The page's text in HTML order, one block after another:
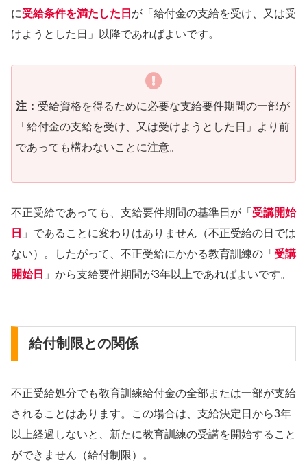
に受給条件を満たした日 が「給付金の支給を受け、又は受
けようとした日」以降であればよいです。
注： 受給資格を得るために必要な支給要件期間の一部が
「給付金の支給を受け、又は受けようとした日」より前
であっても構わないことに注意。
不正受給であっても、支給要件期間の基準日が「 受講開始
日 」であることに変わりはありません（不正受給の日では
ない）。したがって、不正受給にかかる教育訓練の「 受講
開始日 」から支給要件期間が3年以上であればよいです。
給付制限との関係
不正受給処分でも教育訓練給付金の全部または一部が支給
されることはあります。この場合は、支給決定日から3年
以上経過しないと、新たに教育訓練の受講を開始すること
ができません（給付制限）。